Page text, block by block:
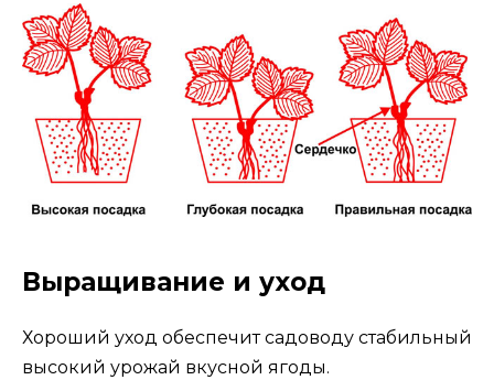
Выращивание и уход
Хороший уход обеспечит садоводу стабильный
высокий урожай вкусной ягоды.